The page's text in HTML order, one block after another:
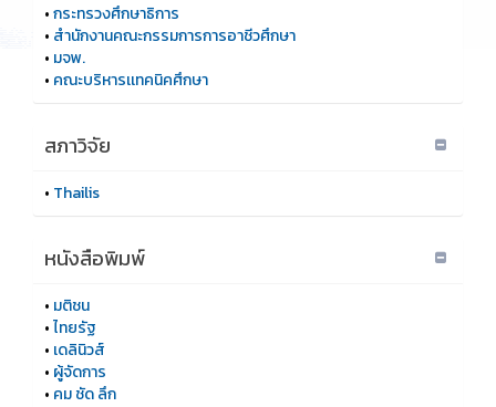
•กระทรวงศึกษาธิการ
• สำนักงานคณะกรรมการการอาชีวศึกษา
• มจพ.
• คณะบริหารเเทคนิคศึกษา
สภาวิจัย
• Thailis
หนังสือพิมพ์
• มติชน
•ไทยรัฐ
• เดลินิวส์
• ผู้จัดการ
• คม ชัด ลึก